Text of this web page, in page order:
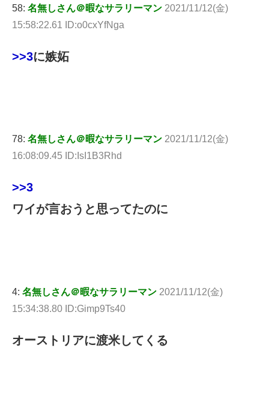
58: 名無しさん＠暇なサラリーマン 2021/11/12(金)
15:58:22.61 ID:o0cxYfNga
>>3に嫉妬
78: 名無しさん＠暇なサラリーマン 2021/11/12(金)
16:08:09.45 ID:IsI1B3Rhd
>>3
ワイが言おうと思ってたのに
4: 名無しさん＠暇なサラリーマン 2021/11/12(金)
15:34:38.80 ID:Gimp9Ts40
オーストリアに渡米してくる